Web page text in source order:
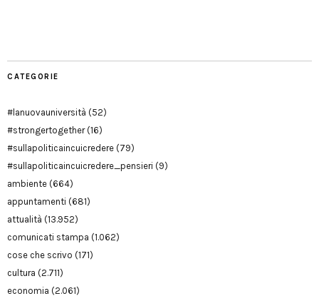
CATEGORIE
#lanuovauniversità (52)
#strongertogether(16)
#sullapoliticaincuicredere (79)
#sullapoliticaincuicredere_pensieri (9)
ambiente (664)
appuntamenti (681)
attualità (13.952)
comunicati stampa (1.062)
cose che scrivo (171)
cultura (2.711)
economia (2.061)